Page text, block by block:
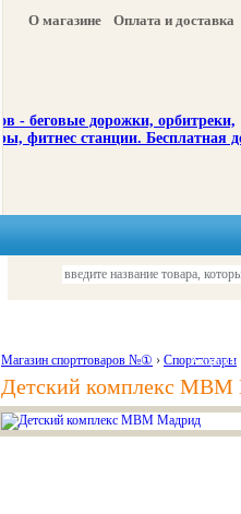
О магазине Оплата и доставка
Акции и
Магазин спорттоваров №① › Спорттовары
Детский комплекс МВМ